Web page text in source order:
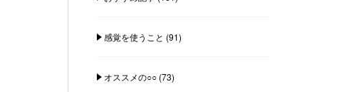
感覚を使うこと (91)
オススメの○○(73)